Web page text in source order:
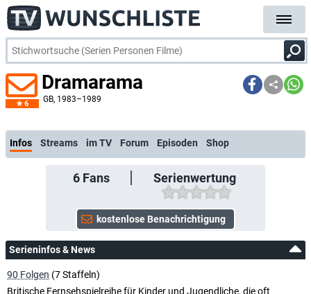
6
Dramarama
GB, 1983–1989
k
Infos Streams im TV Forum Episoden Shop
6Fans Serienwertung
Serieninfos & News
90 Folgen (7 Staffeln)
Britische Fernsehspielreihe für Kinder und Jugendliche, die oft